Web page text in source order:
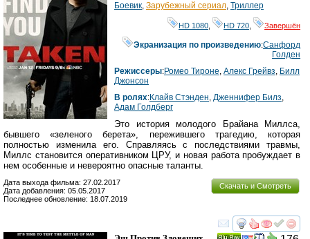
Боевик, Зарубежный сериал, Триллер
HD 1080 HD 720 Завершён
Экранизация по произведению:Санфорд
Голден
Режиссеры:Ромео Тироне, Алекс Грейвз, Билл
Джонсон
В ролях:Клайв Стэнден, Дженнифер Билз,
Адам Голдберг
Это история молодого Брайана Миллса,
бывшего «зеленого берета», пережившего трагедию, которая
полностью изменила его. Справляясь с последствиями травмы,
Миллс становится оперативником ЦРУ, и новая работа пробуждает в
нем особенные и невероятно опасные таланты.
Скачать и Смотреть
Дата выхода фильма: 27.02.2017
Дата добавления: 05.05.2017
Последнее обновление: 18.07.2019
смотреть